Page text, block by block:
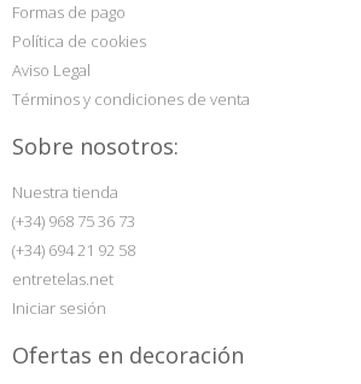
Formas de pago
Política de cookies
Aviso Legal
Términos y condiciones de venta
Sobre nosotros:
Nuestra tienda
(+34) 968 75 36 73
(+34) 694 21 92 58
entretelas.net
Iniciar sesión
Ofertas en decoración